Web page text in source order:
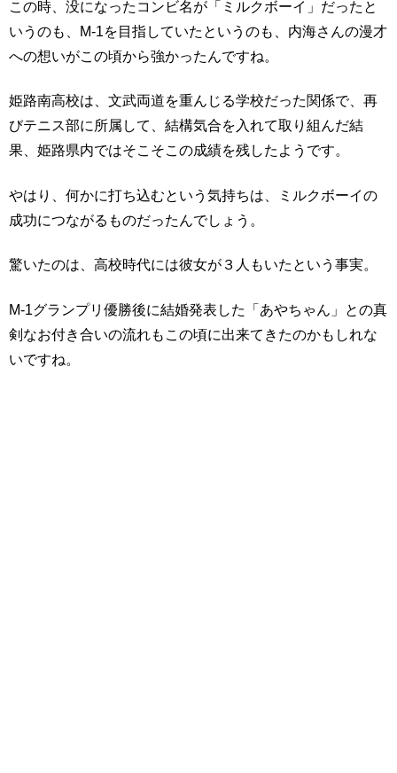
この時、没になったコンビ名が「ミルクボーイ」だったと
いうのも、M-1を目指していたというのも、内海さんの漫才
への想いがこの頃から強かったんですね。
姫路南高校は、文武両道を重んじる学校だった関係で、再
びテニス部に所属して、結構気合を入れて取り組んだ結
果、姫路県内ではそこそこの成績を残したようです。
やはり、何かに打ち込むという気持ちは、ミルクボーイの
成功につながるものだったんでしょう。
驚いたのは、高校時代には彼女が３人もいたという事実。
M-1グランプリ優勝後に結婚発表した「あやちゃん」との真
剣なお付き合いの流れもこの頃に出来てきたのかもしれな
いですね。